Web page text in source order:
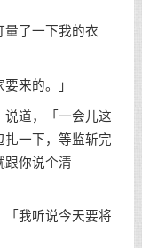
了一下我的衣
来的。」
道，「一会儿这
扎一下，等监斩完
跟你说个清
我听说今天要将